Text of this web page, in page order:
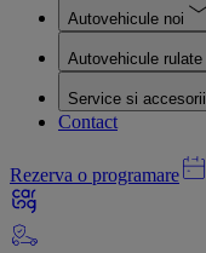
Autovehicule noi
Autovehicule rulate
Service si accesorii
Contact
Rezerva o programare